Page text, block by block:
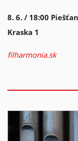
8. 6. / 18:00
Kraska 1
filharmonia.sk